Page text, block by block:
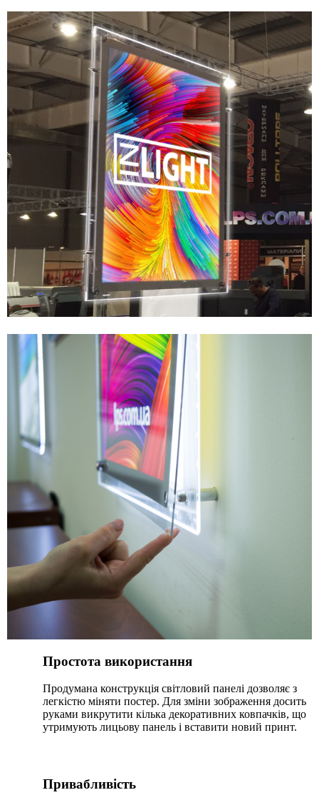
Простота використання
Продумана конструкція світловий панелі дозволяє з
легкістю міняти постер. Для зміни зображення досить
руками викрутити кілька декоративних ковпачків, що
утримують лицьову панель і вставити новий принт.
Привабливість